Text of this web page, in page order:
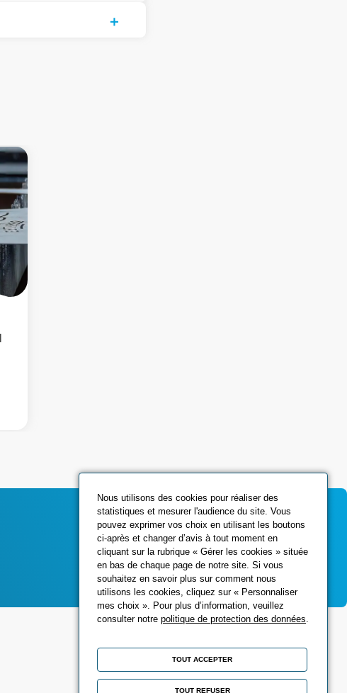
Contactez-nous
Nous utilisons des cookies pour réaliser des
statistiques et mesurer l'audience du site. Vous
pouvez exprimer vos choix en utilisant les boutons
ci-après et changer d’avis à tout moment en
cliquant sur la rubrique « Gérer les cookies » située
en bas de chaque page de notre site. Si vous
souhaitez en savoir plus sur comment nous
utilisons les cookies, cliquez sur « Personnaliser
mes choix ». Pour plus d’information, veuillez
consulter notrepolitique de protection des données.
TOUT ACCEPTER
TOUT REFUSER